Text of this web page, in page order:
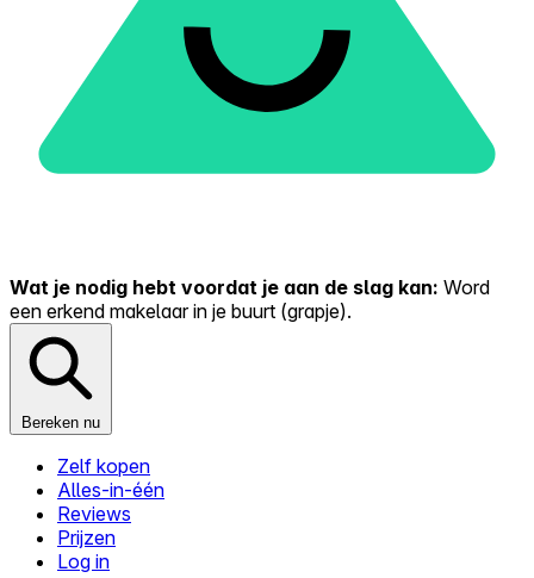
Wat je nodig hebt voordat je aan de slag kan: Word
een erkend makelaar in je buurt (grapje).
Bereken nu
Zelf kopen
Alles-in-één
Reviews
Prijzen
Log in